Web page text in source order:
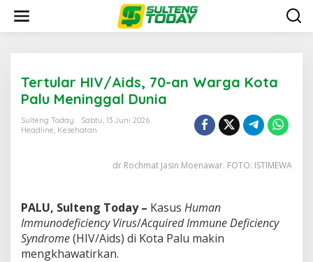
konten
Tertular HIV/Aids, 70-an Warga Kota
Palu Meninggal Dunia
Sulteng Today
Sabtu, 13 Juni 2026
Headline, Kesehatan
dr Rochmat Jasin Moenawar. FOTO: ISTIMEWA
PALU, Sulteng Today – Kasus Human
Immunodeficiency Virus/Acquired Immune Deficiency
Syndrome(HIV/Aids) di Kota Palu makin
mengkhawatirkan.